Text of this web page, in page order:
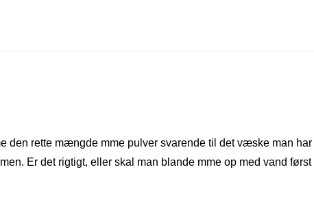
den rette mængde mme pulver svarende til det væske man har
Er det rigtigt, eller skal man blande mme op med vand først